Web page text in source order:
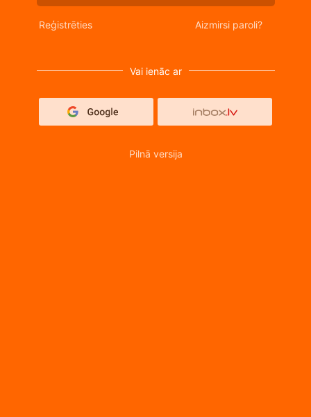
Reģistrēties Aizmirsi paroli?
Vai ienāc ar
Pilnā versija